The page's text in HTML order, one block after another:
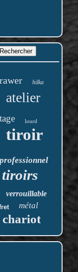
hilka
atelier
lourd
tiroir
professionnel
tiroirs
verrouillable
métal
chariot